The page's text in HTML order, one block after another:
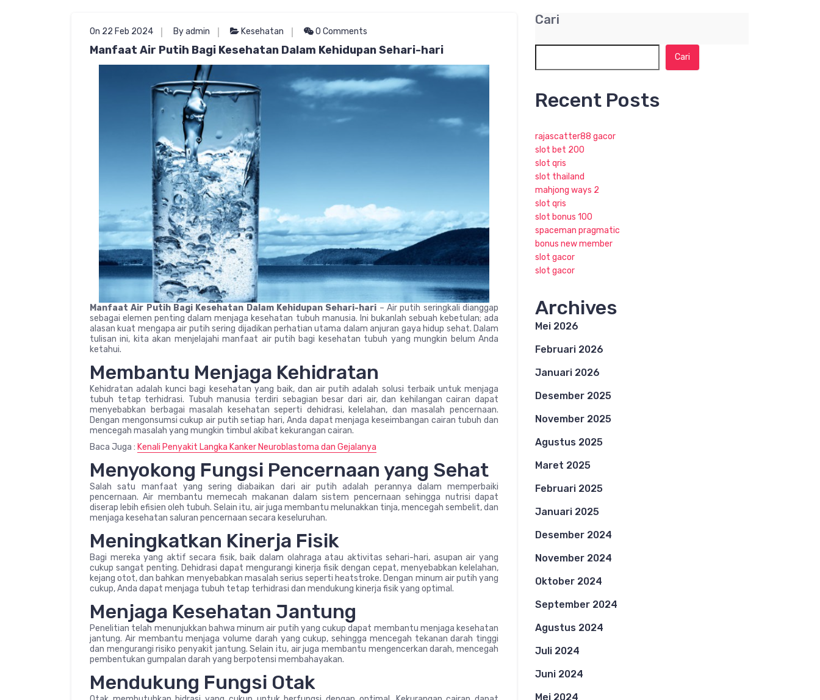
On 22 Feb 2024 By admin Kesehatan 0 Comments
Manfaat Air Putih Bagi Kesehatan Dalam Kehidupan Sehari-hari
Manfaat Air Putih Bagi Kesehatan Dalam Kehidupan Sehari-hari – Air putih seringkali dianggap
sebagai elemen penting dalam menjaga kesehatan tubuh manusia. Ini bukanlah sebuah kebetulan; ada
alasan kuat mengapa air putih sering dijadikan perhatian utama dalam anjuran gaya hidup sehat. Dalam
tulisan ini, kita akan menjelajahi manfaat air putih bagi kesehatan tubuh yang mungkin belum Anda
ketahui.
Membantu Menjaga Kehidratan
Kehidratan adalah kunci bagi kesehatan yang baik, dan air putih adalah solusi terbaik untuk menjaga
tubuh tetap terhidrasi. Tubuh manusia terdiri sebagian besar dari air, dan kehilangan cairan dapat
menyebabkan berbagai masalah kesehatan seperti dehidrasi, kelelahan, dan masalah pencernaan.
Dengan mengonsumsi cukup air putih setiap hari, Anda dapat menjaga keseimbangan cairan tubuh dan
mencegah masalah yang mungkin timbul akibat kekurangan cairan.
Baca Juga : Kenali Penyakit Langka Kanker Neuroblastoma dan Gejalanya
Menyokong Fungsi Pencernaan yang Sehat
Salah satu manfaat yang sering diabaikan dari air putih adalah perannya dalam memperbaiki
pencernaan. Air membantu memecah makanan dalam sistem pencernaan sehingga nutrisi dapat
diserap lebih efisien oleh tubuh. Selain itu, air juga membantu melunakkan tinja, mencegah sembelit, dan
menjaga kesehatan saluran pencernaan secara keseluruhan.
Meningkatkan Kinerja Fisik
Bagi mereka yang aktif secara fisik, baik dalam olahraga atau aktivitas sehari-hari, asupan air yang
cukup sangat penting. Dehidrasi dapat mengurangi kinerja fisik dengan cepat, menyebabkan kelelahan,
kejang otot, dan bahkan menyebabkan masalah serius seperti heatstroke. Dengan minum air putih yang
cukup, Anda dapat menjaga tubuh tetap terhidrasi dan mendukung kinerja fisik yang optimal.
Menjaga Kesehatan Jantung
Penelitian telah menunjukkan bahwa minum air putih yang cukup dapat membantu menjaga kesehatan
jantung. Air membantu menjaga volume darah yang cukup, sehingga mencegah tekanan darah tinggi
dan mengurangi risiko penyakit jantung. Selain itu, air juga membantu mengencerkan darah, mencegah
pembentukan gumpalan darah yang berpotensi membahayakan.
Mendukung Fungsi Otak
Cari
Cari
Recent Posts
rajascatter88 gacor
slot bet 200
slot qris
slot thailand
mahjong ways 2
slot qris
slot bonus 100
spaceman pragmatic
bonus new member
slot gacor
slot gacor
Archives
Mei 2026
Februari 2026
Januari 2026
Desember 2025
November 2025
Agustus 2025
Maret 2025
Februari 2025
Januari 2025
Desember 2024
November 2024
Oktober 2024
September 2024
Agustus 2024
Juli 2024
Juni 2024
Mei 2024